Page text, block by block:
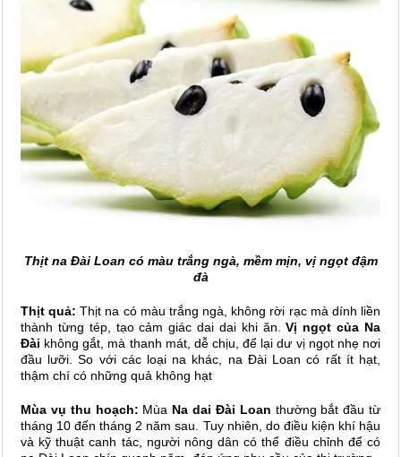
Thịt na Đài Loan có màu trắng ngà, mềm mịn, vị ngọt đậm
đà
Thịt quả:Thịt na có màu trắng ngà, không rời rạc mà dính liền
thành từng tép, tạo cảm giác dai dai khi ăn.Vị ngọt của Na
Đài không gắt, mà thanh mát, dễ chịu, để lại dư vị ngọt nhẹ nơi
đầu lưỡi. So với các loại na khác, na Đài Loan có rất ít hạt,
thậm chí có những quả không hạt
Mùa vụ thu hoạch: Mùa Na dai Đài Loan thường bắt đầu từ
tháng 10 đến tháng 2 năm sau. Tuy nhiên, do điều kiện khí hậu
và kỹ thuật canh tác, người nông dân có thể điều chỉnh để có